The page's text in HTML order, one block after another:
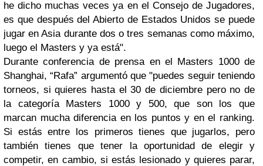
he dicho muchas veces ya en el Consejo de Jugadores,
es que después del Abierto de Estados Unidos se puede
jugar en Asia durante dos o tres semanas como máximo,
luego el Masters y ya está".
Durante conferencia de prensa en el Masters 1000 de
Shanghai, “Rafa” argumentó que "puedes seguir teniendo
torneos, si quieres hasta el 30 de diciembre pero no de
la categoría Masters 1000 y 500, que son los que
marcan mucha diferencia en los puntos y en el ranking.
Si estás entre los primeros tienes que jugarlos, pero
también tienes que tener la oportunidad de elegir y
competir, en cambio, si estás lesionado y quieres parar,